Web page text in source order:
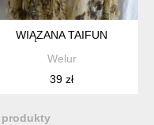
WIĄZANA TAIFUN
Welur
39 zł
produkty